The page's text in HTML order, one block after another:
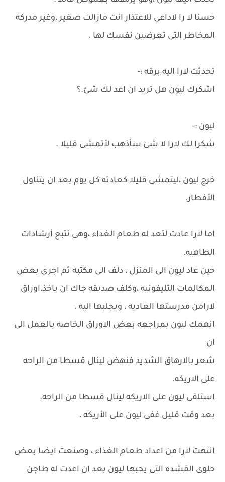
حسنا لا را لاداعى للاعتذار انت مازالت صغير ،وغير مدركه
المخاطر التى تعرضين نفسك لها .
تحدثت لارا اليه برقه :-
اشكرك ليون هل تريد ان اعد لك شئ.؟
ليون :-
شكرا لك لارا لا شئ سأذهب لأتمشى قليلا .
خرج ليون ،ليتمشى قليلا كعادته كل يوم بعد ان يتناول
الأفطار.
اما لارا عادت لتعد له طعام الغداء ،وهى تتبع أرشادات
الطاهيه.
حين عاد ليون الى المنزل ، دلف الى مكتبه ثم اجرى بعض
المكالمات التليفونيه ،وكلف صديقه جاك ان ياخذ،اوراق
لارامن مدرستها العاديه ، ويجلبها اليه .
انهمك ليون بمراجعه بعض الاوراق الخاصه بالعمل الى
ان
شعر بالارهاق الشديد فنهض لينال قسطا من الراحه
على الاريكه.
استلقى ليون على الاريكه لينال قسطا من الراحه.
بعد وقت قليل غفى ليون على الأريكه ،
انتهت لارا من اعداد طعام الغذاء ، وصنعت ايضا بعض
حلوى القشده التى يحبها ليون بعد ان اعدت له طاجن